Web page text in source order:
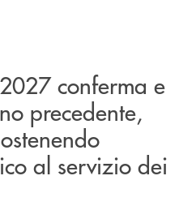
conferma e
precedente,
al servizio dei